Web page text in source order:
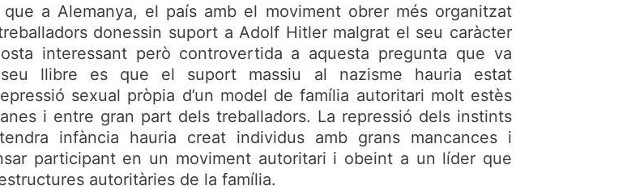
a Alemanya, el país amb el moviment obrer més organitzat
donessin suport a Adolf Hitler malgrat el seu caràcter
interessant però controvertida a aquesta pregunta que va
llibre es que el suport massiu al nazisme hauria estat
sexual pròpia d’un model de família autoritari molt estès
i entre gran part dels treballadors. La repressió dels instints
infància hauria creat individus amb grans mancances i
participant en un moviment autoritari i obeint a un líder que
autoritàries de la família.